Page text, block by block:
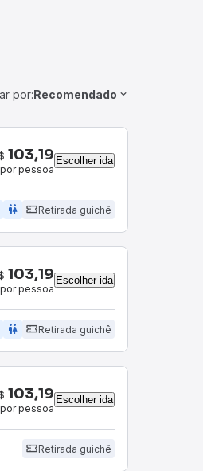
por:Recomendado
103,19
por pessoa
Escolher ida
wc Retirada guichê
103,19
por pessoa
Escolher ida
wc Retirada guichê
103,19
por pessoa
Escolher ida
Retirada guichê